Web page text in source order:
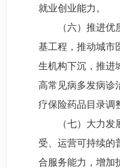
就业创业能力。
（六）推进
基工程，推动城市
生机构下沉，推进
高常见病多发病诊
疗保险药品目录调
（七）大力
受、运营可持续的
合服务能力，增加